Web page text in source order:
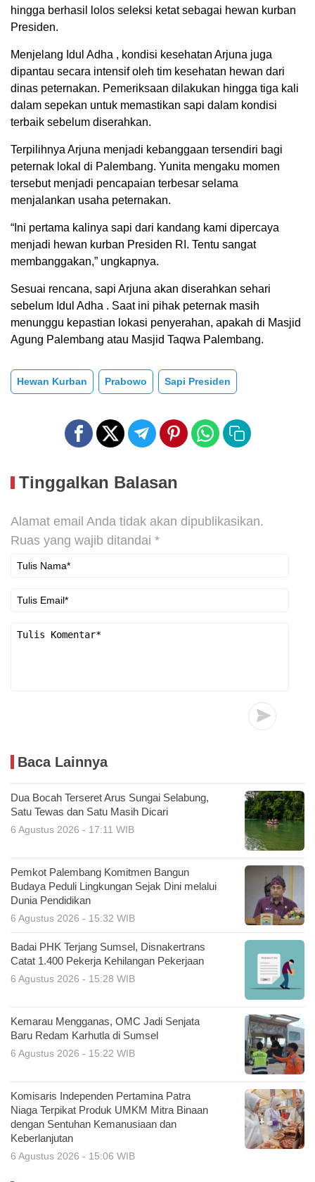
hingga berhasil lolos seleksi ketat sebagai hewan kurban
Presiden.
Menjelang Idul Adha , kondisi kesehatan Arjuna juga
dipantau secara intensif oleh tim kesehatan hewan dari
dinas peternakan. Pemeriksaan dilakukan hingga tiga kali
dalam sepekan untuk memastikan sapi dalam kondisi
terbaik sebelum diserahkan.
Terpilihnya Arjuna menjadi kebanggaan tersendiri bagi
peternak lokal di Palembang. Yunita mengaku momen
tersebut menjadi pencapaian terbesar selama
menjalankan usaha peternakan.
“Ini pertama kalinya sapi dari kandang kami dipercaya
menjadi hewan kurban Presiden RI. Tentu sangat
membanggakan,” ungkapnya.
Sesuai rencana, sapi Arjuna akan diserahkan sehari
sebelum Idul Adha . Saat ini pihak peternak masih
menunggu kepastian lokasi penyerahan, apakah di Masjid
Agung Palembang atau Masjid Taqwa Palembang.
Hewan Kurban Prabowo Sapi Presiden
Tinggalkan Balasan
Alamat email Anda tidak akan dipublikasikan.
Ruas yang wajib ditandai *
Baca Lainnya
Dua Bocah Terseret Arus Sungai Selabung,
Satu Tewas dan Satu Masih Dicari
6 Agustus 2026 - 17:11 WIB
Pemkot Palembang Komitmen Bangun
Budaya Peduli Lingkungan Sejak Dini melalui
Dunia Pendidikan
6 Agustus 2026 - 15:32 WIB
Badai PHK Terjang Sumsel, Disnakertrans
Catat 1.400 Pekerja Kehilangan Pekerjaan
6 Agustus 2026 - 15:28 WIB
Kemarau Mengganas, OMC Jadi Senjata
Baru Redam Karhutla di Sumsel
6 Agustus 2026 - 15:22 WIB
Komisaris Independen Pertamina Patra
Niaga Terpikat Produk UMKM Mitra Binaan
dengan Sentuhan Kemanusiaan dan
Keberlanjutan
6 Agustus 2026 - 15:06 WIB